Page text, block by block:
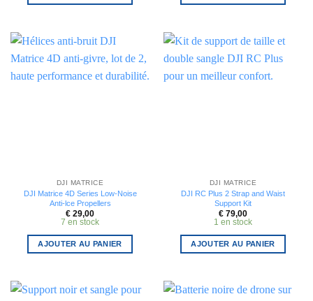
DJI MATRICE
DJI Matrice 4D Series Low-Noise
Anti-lce Propellers
€ 29,00
7 en stock
AJOUTER AU PANIER
DJI MATRICE
DJI RC Plus 2 Strap and Waist
Support Kit
€ 79,00
1 en stock
AJOUTER AU PANIER